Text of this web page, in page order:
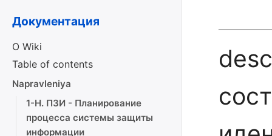
Документация
О Wiki
Table of contents
Napravleniya
1-Н. ПЗИ - Планирование
процесса системы защиты
информации